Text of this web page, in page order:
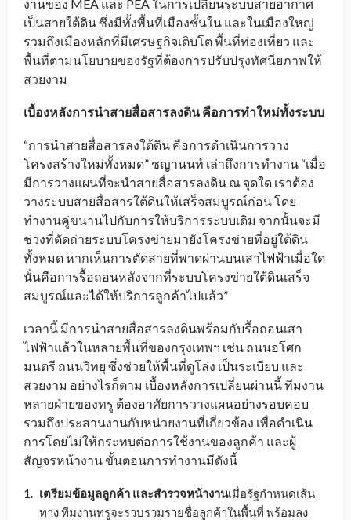
งานของ MEA และ PEA ในการเปลี่ยนระบบสายอากาศ
เป็นสายใต้ดิน ซึ่งมีทั้งพื้นที่เมืองชั้นใน และในเมืองใหญ่
รวมถึงเมืองหลักที่มีเศรษฐกิจเติบโต พื้นที่ท่องเที่ยว และ
พื้นที่ตามนโยบายของรัฐที่ต้องการปรับปรุงทัศนียภาพให้
สวยงาม
เบื้องหลังการนำสายสื่อสารลงดิน คือการทำใหม่ทั้งระบบ
“การนำสายสื่อสารลงใต้ดิน คือการดำเนินการวาง
โครงสร้างใหม่ทั้งหมด” ชญานนท์ เล่าถึงการทำงาน “เมื่อ
มีการวางแผนที่จะนำสายสื่อสารลงดิน ณ จุดใด เราต้อง
วางระบบสายสื่อสารใต้ดินให้เสร็จสมบูรณ์ก่อน โดย
ทำงานคู่ขนานไปกับการให้บริการระบบเดิม จากนั้นจะมี
ช่วงที่ตัดถ่ายระบบโครงข่ายมายังโครงข่ายที่อยู่ใต้ดิน
ทั้งหมด หากเห็นการตัดสายที่พาดผ่านบนเสาไฟฟ้าเมื่อใด
นั่นคือการรื้อถอนหลังจากที่ระบบโครงข่ายใต้ดินเสร็จ
สมบูรณ์และได้ให้บริการลูกค้าไปแล้ว”
เวลานี้ มีการนำสายสื่อสารลงดินพร้อมกับรื้อถอนเสา
ไฟฟ้าแล้วในหลายพื้นที่ของกรุงเทพฯ เช่น ถนนอโศก
มนตรี ถนนวิทยุ ซึ่งช่วยให้พื้นที่ดูโล่ง เป็นระเบียบ และ
สวยงาม อย่างไรก็ตาม เบื้องหลังการเปลี่ยนผ่านนี้ ทีมงาน
หลายฝ่ายของทรู ต้องอาศัยการวางแผนอย่างรอบคอบ
รวมถึงประสานงานกับหน่วยงานที่เกี่ยวข้อง เพื่อดำเนิน
การโดยไม่ให้กระทบต่อการใช้งานของลูกค้า และผู้
สัญจรหน้างาน ขั้นตอนการทำงานมีดังนี้
เตรียมข้อมูลลูกค้า และสำรวจหน้างานเมื่อรัฐกำหนดเส้น
ทาง ทีมงานทรูจะรวบรวมรายชื่อลูกค้าในพื้นที่ พร้อมลง